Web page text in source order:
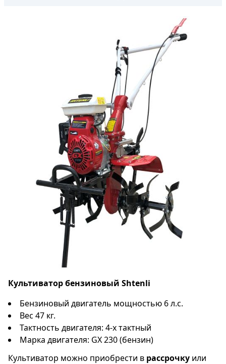
Культиватор бензиновый Shtenli
Бензиновый двигатель мощностью 6 л.с.
Вес 47 кг.
Тактность двигателя: 4-х тактный
Марка двигателя: GX 230 (бензин)
Культиватор можно приобрести в рассрочку или